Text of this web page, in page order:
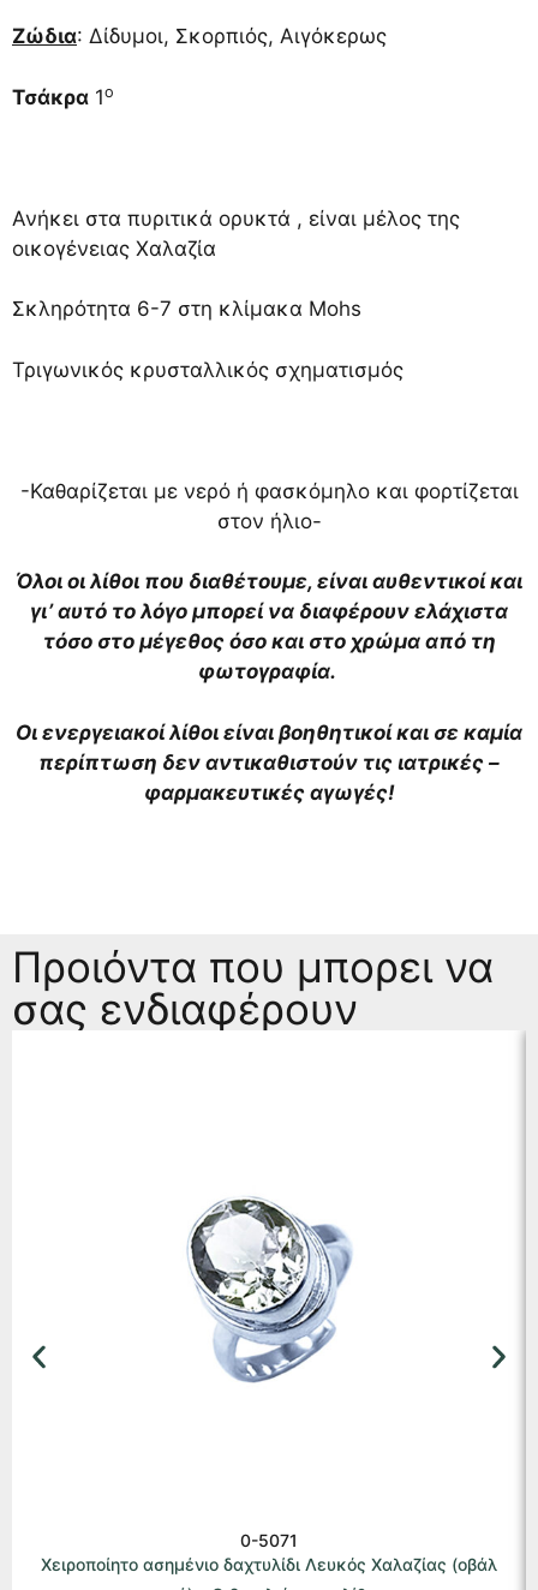
Ζώδια: Δίδυμοι, Σκορπιός, Αιγόκερως
Τσάκρα 1ο
Ανήκει στα πυριτικά ορυκτά , είναι μέλος της
οικογένειας Χαλαζία
Σκληρότητα 6-7 στη κλίμακα Mohs
Τριγωνικός κρυσταλλικός σχηματισμός
-Καθαρίζεται με νερό ή φασκόμηλο και φορτίζεται
στον ήλιο-
Όλοι οι λίθοι που διαθέτουμε, είναι αυθεντικοί και
γι’ αυτό το λόγο μπορεί να διαφέρουν ελάχιστα
τόσο στο μέγεθος όσο και στο χρώμα από τη
φωτογραφία.
Οι ενεργειακοί λίθοι είναι βοηθητικοί και σε καμία
περίπτωση δεν αντικαθιστούν τις ιατρικές –
φαρμακευτικές αγωγές!
Προιόντα που μπορει να
σας ενδιαφέρουν
0-5071
Χειροποίητο ασημένιο δαχτυλίδι Λευκός Χαλαζίας (οβάλ